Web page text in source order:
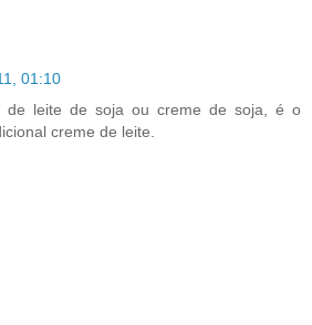
01:10
de leite de soja ou creme de soja, é o
creme de leite.